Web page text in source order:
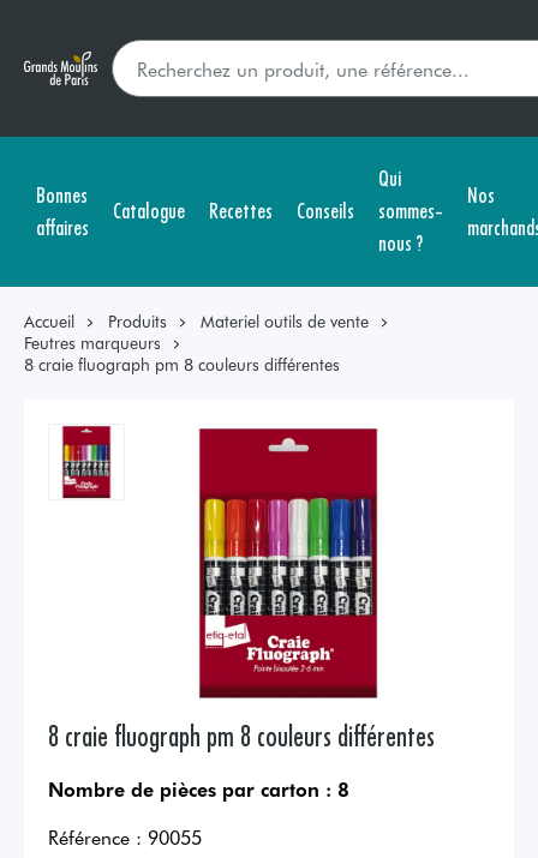
Bonnes
affaires
Catalogue Recettes Conseils
Qui
sommes-
nous ?
Nos
Accueil Produits
Materiel outils de vente
Feutres marqueurs
8 craie fluograph pm 8 couleurs différentes
8 craie fluograph pm 8 couleurs différentes
Nombre de pièces par carton : 8
Référence : 90055